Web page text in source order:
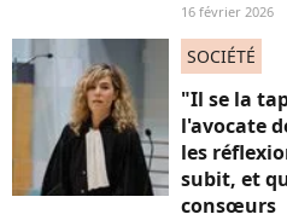
16 février 2026
SOCIÉTÉ
"Il se la
l'avocate
les
subit, et
consœurs